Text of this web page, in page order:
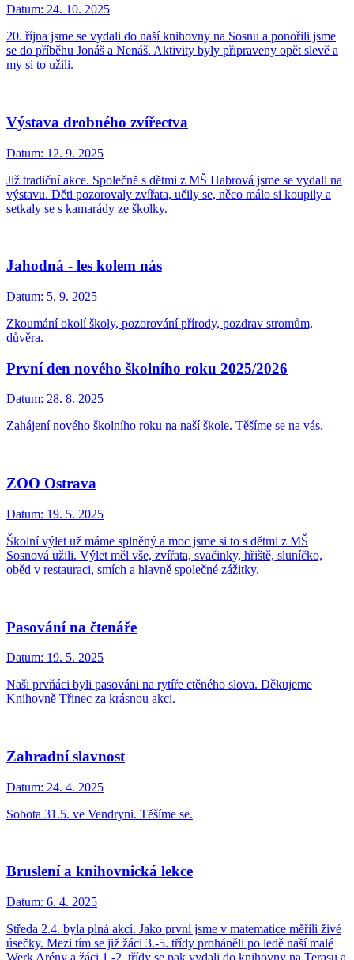
Datum: 24. 10. 2025
20. října jsme se vydali do naší knihovny na Sosnu a ponořili jsme
se do příběhu Jonáš a Nenáš. Aktivity byly připraveny opět slevě a
my si to užili.
Výstava drobného zvířectva
Datum: 12. 9. 2025
Již tradiční akce. Společně s dětmi z MŠ Habrová jsme se vydali na
výstavu. Děti pozorovaly zvířata, učily se, něco málo si koupily a
setkaly se s kamarády ze školky.
Jahodná - les kolem nás
Datum: 5. 9. 2025
Zkoumání okolí školy, pozorování přírody, pozdrav stromům,
důvěra.
První den nového školního roku 2025/2026
Datum: 28. 8. 2025
Zahájení nového školního roku na naší škole. Těšíme se na vás.
ZOO Ostrava
Datum: 19. 5. 2025
Školní výlet už máme splněný a moc jsme si to s dětmi z MŠ
Sosnová užili. Výlet měl vše, zvířata, svačinky, hřiště, sluníčko,
oběd v restauraci, smích a hlavně společné zážitky.
Pasování na čtenáře
Datum: 19. 5. 2025
Naši prvňáci byli pasováni na rytíře ctěného slova. Děkujeme
Knihovně Třinec za krásnou akci.
Zahradní slavnost
Datum: 24. 4. 2025
Sobota 31.5. ve Vendryni. Těšíme se.
Bruslení a knihovnická lekce
Datum: 6. 4. 2025
Středa 2.4. byla plná akcí. Jako první jsme v matematice měřili živé
úsečky. Mezi tím se již žáci 3.-5. třídy proháněli po ledě naší malé